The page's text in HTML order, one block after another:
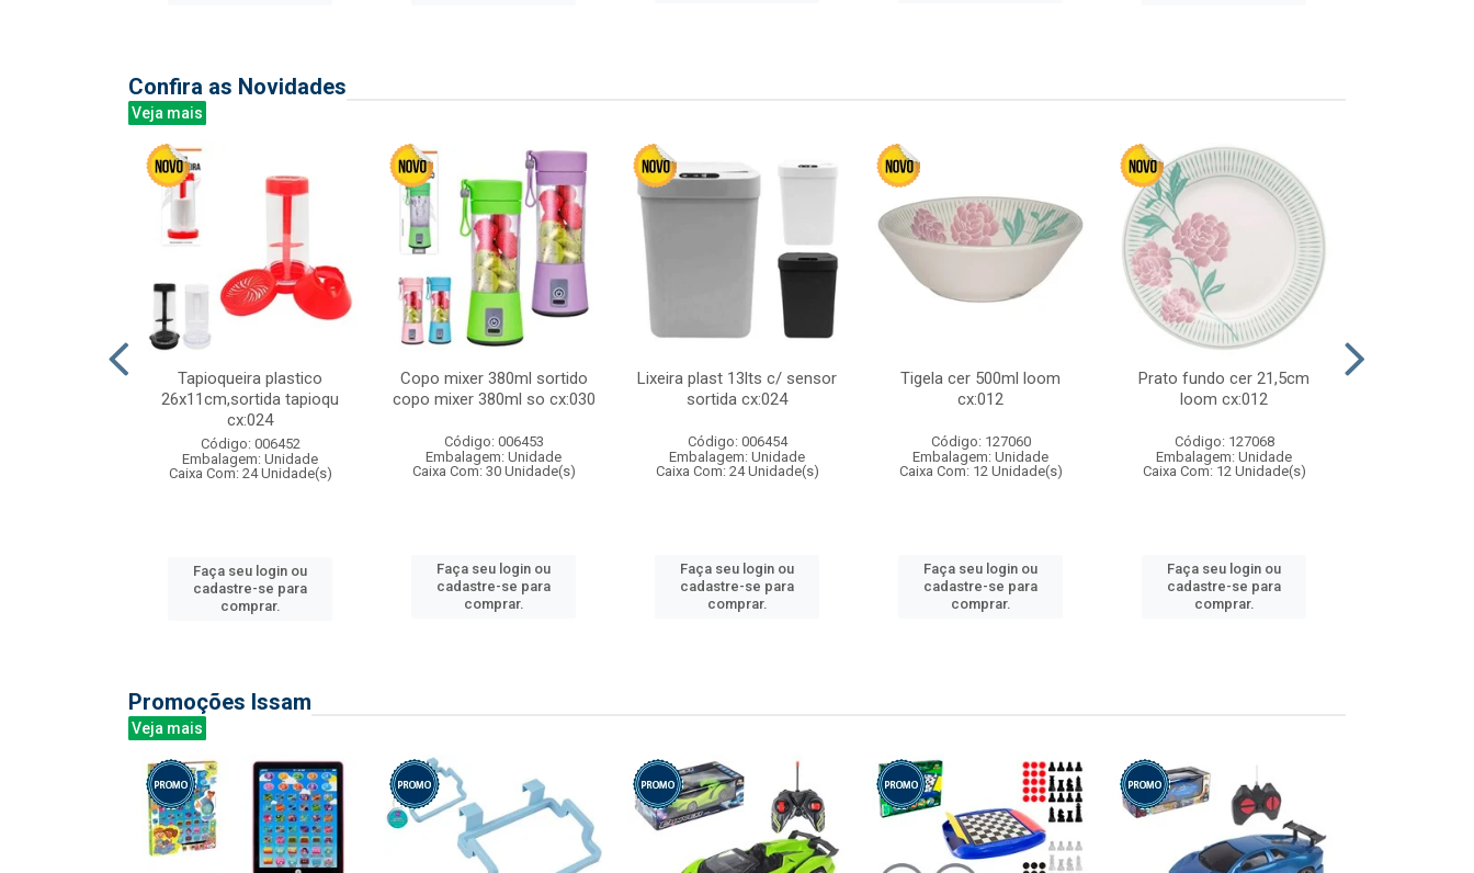
Confira as Novidades
Veja mais
Tapioqueira plastico
26x11cm,sortida tapioqu
cx:024
Código: 006452
Embalagem: Unidade
Caixa Com: 24 Unidade(s)
Faça seu login ou
cadastre-se para
comprar.
Copo mixer 380ml sortido
copo mixer 380ml so cx:030
Código: 006453
Embalagem: Unidade
Caixa Com: 30 Unidade(s)
Faça seu login ou
cadastre-se para
comprar.
Lixeira plast 13lts c/ sensor
sortida cx:024
Código: 006454
Embalagem: Unidade
Caixa Com: 24 Unidade(s)
Faça seu login ou
cadastre-se para
comprar.
Tigela cer 500ml loom
cx:012
Código: 127060
Embalagem: Unidade
Caixa Com: 12 Unidade(s)
Faça seu login ou
cadastre-se para
comprar.
Prato fundo cer 21,5cm
loom cx:012
Código: 127068
Embalagem: Unidade
Caixa Com: 12 Unidade(s)
Faça seu login ou
cadastre-se para
comprar.
Promoções Issam
Veja mais